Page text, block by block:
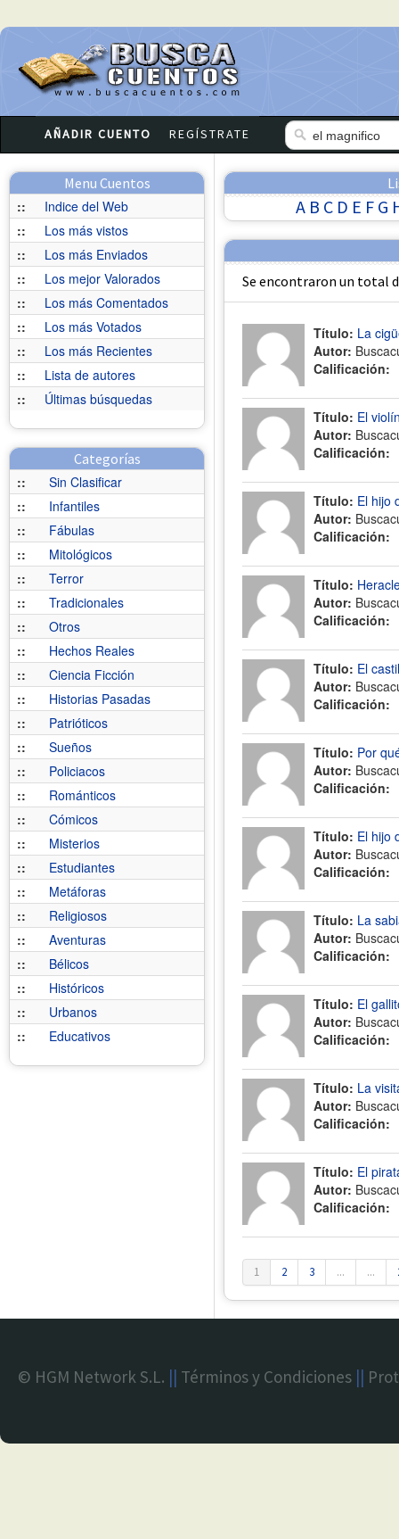
AÑADIR CUENTO REGÍSTRATE
Menu Cuentos
::
Indice del Web
::
Los más vistos
::
Los más Enviados
::
Los mejor Valorados
::
Los más Comentados
::
Los más Votados
::
Los más Recientes
::
Lista de autores
::
Últimas búsquedas
Categorías
::
Sin Clasificar
::
Infantiles
::
Fábulas
::
Mitológicos
::
Terror
::
Tradicionales
::
Otros
::
Hechos Reales
::
Ciencia Ficción
::
Historias Pasadas
::
Patrióticos
::
Sueños
::
Policiacos
::
Románticos
::
Cómicos
::
Misterios
::
Estudiantes
::
Metáforas
::
Religiosos
::
Aventuras
::
Bélicos
::
Históricos
::
Urbanos
::
Educativos
A B C D E F G
Se encontraron un total
Título: La
Autor:
Calificación:
Título: El
Autor:
Calificación:
Título: El hijo
Autor:
Calificación:
Título:
Autor:
Calificación:
Título: El
Autor:
Calificación:
Título: Por
Autor:
Calificación:
Título: El hijo
Autor:
Calificación:
Título: La
Autor:
Calificación:
Título: El
Autor:
Calificación:
Título: La
Autor:
Calificación:
Título: El
Autor:
Calificación:
1 2 3 ... ...
© HGM Network S.L. || Términos y Condiciones ||